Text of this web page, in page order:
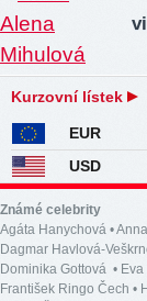
Kurzovní lístek
EUR
USD
Známé celebrity
Agáta Hanychová •
Dagmar Havlová-
Dominika Gottová •
František Ringo Čech •